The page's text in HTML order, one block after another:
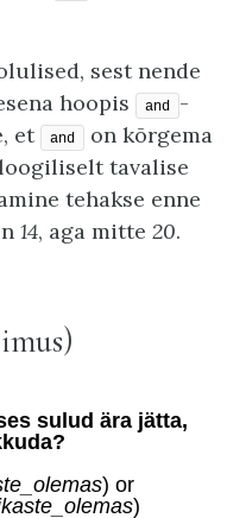
sest nende
hoopis
and
-
et
and
on kõrgema
tavalise
tehakse enne
14, aga mitte 20.